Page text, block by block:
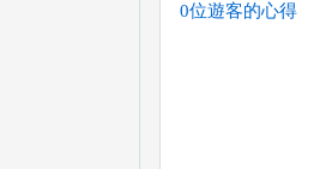
0位遊客的心得